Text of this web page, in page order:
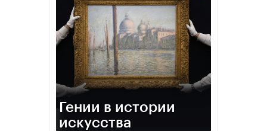
Гении в истории
искусства